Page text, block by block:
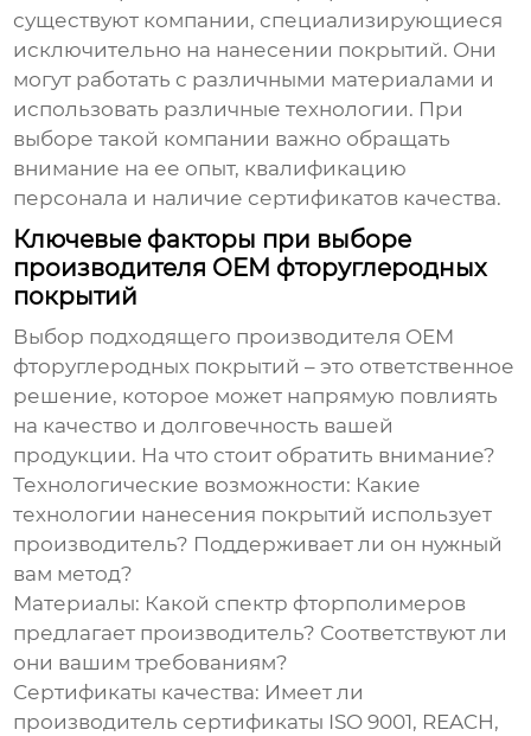
существуют компании, специализирующиеся
исключительно на нанесении покрытий. Они
могут работать с различными материалами и
использовать различные технологии. При
выборе такой компании важно обращать
внимание на ее опыт, квалификацию
персонала и наличие сертификатов качества.
Ключевые факторы при выборе
производителя OEM фторуглеродных
покрытий
Выбор подходящего производителя OEM
фторуглеродных покрытий – это ответственное
решение, которое может напрямую повлиять
на качество и долговечность вашей
продукции. На что стоит обратить внимание?
Технологические возможности: Какие
технологии нанесения покрытий использует
производитель? Поддерживает ли он нужный
вам метод?
Материалы: Какой спектр фторполимеров
предлагает производитель? Соответствуют ли
они вашим требованиям?
Сертификаты качества: Имеет ли
производитель сертификаты ISO 9001, REACH,